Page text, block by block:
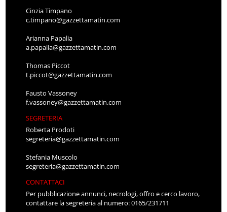
Cinzia Timpano
c.timpano@gazzettamatin.com
Arianna Papalia
a.papalia@gazzettamatin.com
Thomas Piccot
t.piccot@gazzettamatin.com
Fausto Vassoney
f.vassoney@gazzettamatin.com
SEGRETERIA
Roberta Prodoti
segreteria@gazzettamatin.com
Stefania Muscolo
segreteria@gazzettamatin.com
CONTATTACI
Per pubblicazione annunci, necrologi, offro e cerco lavoro,
contattare la segreteria al numero: 0165/231711